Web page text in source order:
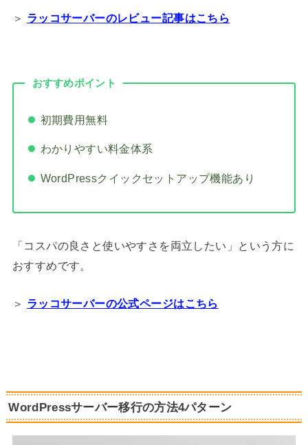
＞ ラッコサーバーのレビュー記事はこちら
おすすめポイント
初期費用無料
わかりやすい料金体系
WordPressクイックセットアップ機能あり
「コスパの良さと使いやすさを両立したい」という方に
おすすめです。
＞ ラッコサーバーの公式ページはこちら
WordPressサーバー移行の方法4パターン